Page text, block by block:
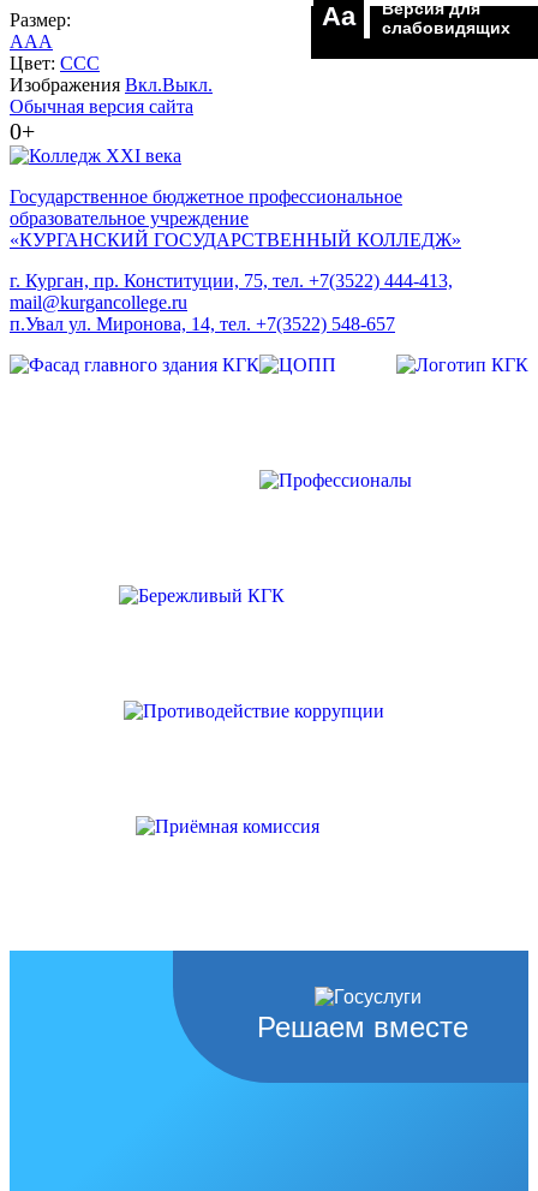
Размер:
AAA
Цвет: CCC
Изображения Вкл.Выкл.
Обычная версия сайта
0+
Aa
Версия для
слабовидящих
Государственное бюджетное профессиональное
образовательное учреждение
«КУРГАНСКИЙ ГОСУДАРСТВЕННЫЙ КОЛЛЕДЖ»
г. Курган, пр. Конституции, 75, тел. +7(3522) 444-413,
mail@kurgancollege.ru
п.Увал ул. Миронова, 14, тел. +7(3522) 548-657
Решаем вместе